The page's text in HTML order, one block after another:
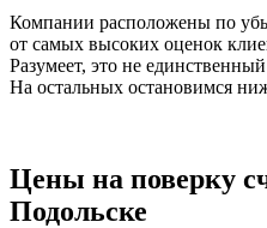
Компании расположены по
от самых высоких оценок
Разумеет, это не
На остальных остановимся
Цены на поверку
Подольске